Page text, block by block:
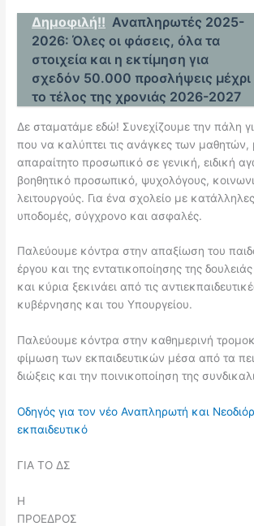
Δημοφιλή!! Αναπληρωτές 2025-
2026: Όλες οι φάσεις, όλα τα
στοιχεία και η εκτίμηση για
σχεδόν 50.000 προσλήψεις μέχρι
το τέλος της χρονιάς 2026-2027
Δε σταματάμε εδώ! Συνεχίζουμε την πάλη
που να καλύπτει τις ανάγκες των μαθητών,
απαραίτητο προσωπικό σε γενική, ειδική
βοηθητικό προσωπικό, ψυχολόγους,
λειτουργούς. Για ένα σχολείο με
υποδομές, σύγχρονο και ασφαλές.
Παλεύουμε κόντρα στην απαξίωση του
έργου και της εντατικοποίησης της
και κύρια ξεκινάει από τις
κυβέρνησης και του Υπουργείου.
Παλεύουμε κόντρα στην καθημερινή
φίμωση των εκπαιδευτικών μέσα από τα
διώξεις και την ποινικοποίηση της
Οδηγός για τον νέο Αναπληρωτή και
εκπαιδευτικό
ΓΙΑ ΤΟ ΔΣ
Η